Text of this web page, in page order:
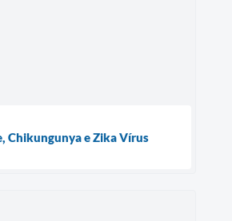
Chikungunya e Zika Vírus